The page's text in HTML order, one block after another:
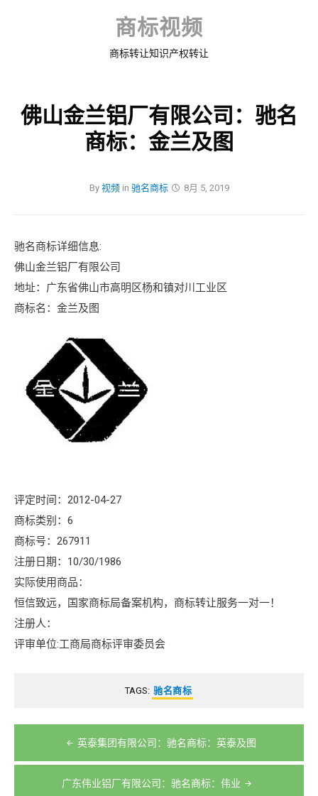
to
content
商标视频
商标转让知识产权转让
佛山金兰铝厂有限公司：驰名
商标：金兰及图
By 视频in 驰名商标 8月 5, 2019
驰名商标详细信息:
佛山金兰铝厂有限公司
地址：广东省佛山市高明区杨和镇对川工业区
商标名：金兰及图
评定时间：2012-04-27
商标类别：6
商标号：267911
注册日期：10/30/1986
实际使用商品：
恒信致远，国家商标局备案机构，商标转让服务一对一！
注册人：
评审单位:工商局商标评审委员会
TAGS: 驰名商标
章
英泰集团有限公司：驰名商标：英泰及图
广东伟业铝厂有限公司：驰名商标：伟业